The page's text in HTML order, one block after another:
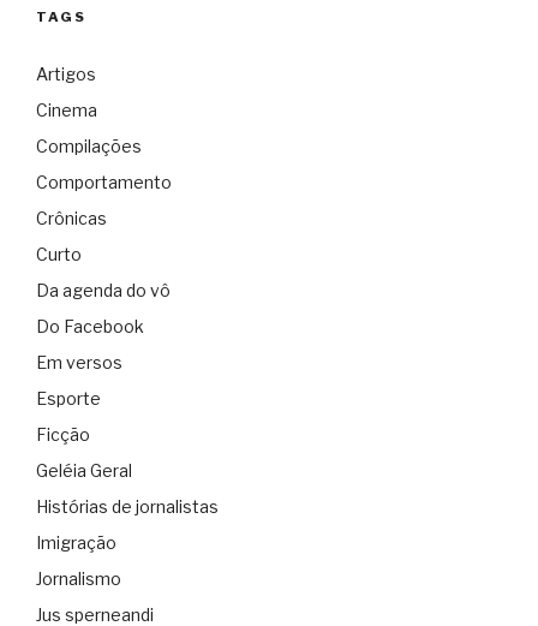
TAGS
Artigos
Cinema
Compilações
Comportamento
Crônicas
Curto
Da agenda do vô
Do Facebook
Em versos
Esporte
Ficção
Geléia Geral
Histórias de jornalistas
Imigração
Jornalismo
Jus sperneandi